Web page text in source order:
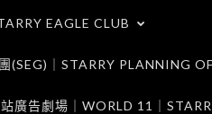
EAGLE CLUB
(SEG)｜STARRY PLANNING
廣告劇場｜WORLD 11｜